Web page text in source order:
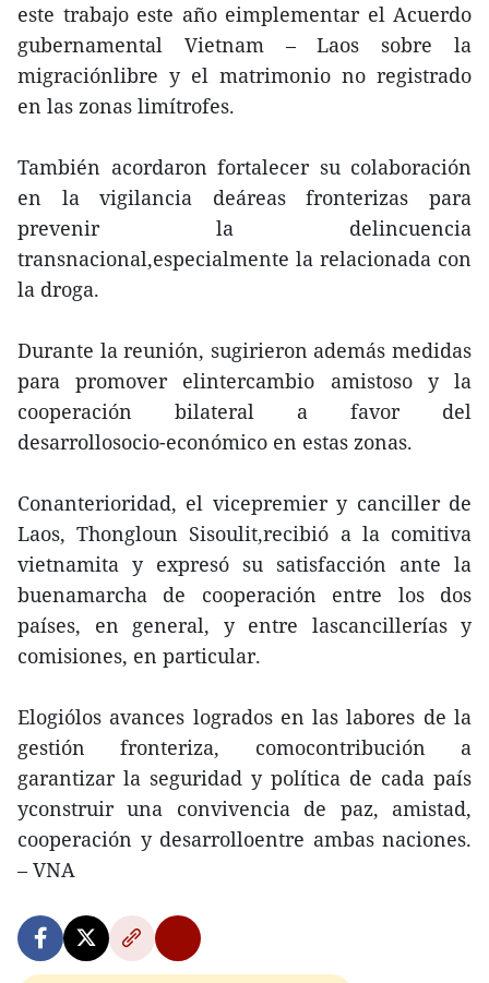
este trabajo este año eimplementar el Acuerdo
gubernamental Vietnam – Laos sobre la
migraciónlibre y el matrimonio no registrado
en las zonas limítrofes.
También acordaron fortalecer su colaboración
en la vigilancia deáreas fronterizas para
prevenir la delincuencia
transnacional,especialmente la relacionada con
la droga.
Durante la reunión, sugirieron además medidas
para promover elintercambio amistoso y la
cooperación bilateral a favor del
desarrollosocio-económico en estas zonas.
Conanterioridad, el vicepremier y canciller de
Laos, Thongloun Sisoulit,recibió a la comitiva
vietnamita y expresó su satisfacción ante la
buenamarcha de cooperación entre los dos
países, en general, y entre lascancillerías y
comisiones, en particular.
Elogiólos avances logrados en las labores de la
gestión fronteriza, comocontribución a
garantizar la seguridad y política de cada país
yconstruir una convivencia de paz, amistad,
cooperación y desarrolloentre ambas naciones.
– VNA